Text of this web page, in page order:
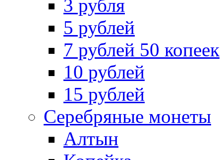
3 рубля
5 рублей
7 рублей 50 копеек
10 рублей
15 рублей
Серебряные монеты
Алтын